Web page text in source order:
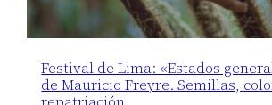
Festival de Lima: «Estados
de Mauricio Freyre. Semillas,
repatriación